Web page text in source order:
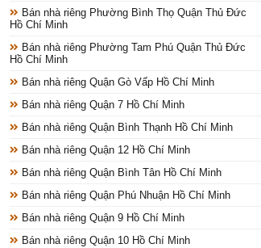
Bán nhà riêng Phường Bình Thọ Quận Thủ Đức
Hồ Chí Minh
Bán nhà riêng Phường Tam Phú Quận Thủ Đức
Hồ Chí Minh
Bán nhà riêng Quận Gò Vấp Hồ Chí Minh
Bán nhà riêng Quận 7 Hồ Chí Minh
Bán nhà riêng Quận Bình Thạnh Hồ Chí Minh
Bán nhà riêng Quận 12 Hồ Chí Minh
Bán nhà riêng Quận Bình Tân Hồ Chí Minh
Bán nhà riêng Quận Phú Nhuận Hồ Chí Minh
Bán nhà riêng Quận 9 Hồ Chí Minh
Bán nhà riêng Quận 10 Hồ Chí Minh